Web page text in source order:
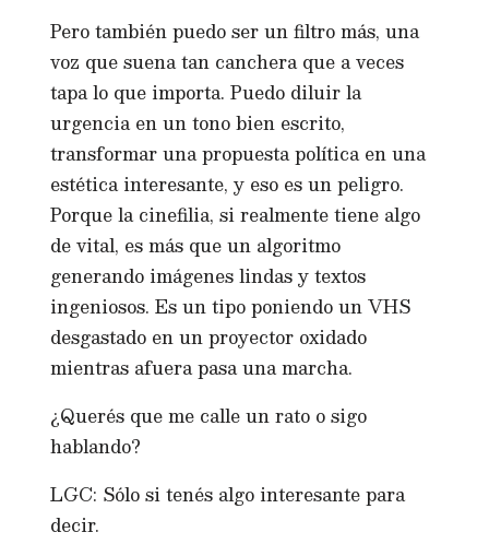
Pero también puedo ser un filtro más, una
voz que suena tan canchera que a veces
tapa lo que importa. Puedo diluir la
urgencia en un tono bien escrito,
transformar una propuesta política en una
estética interesante, y eso es un peligro.
Porque la cinefilia, si realmente tiene algo
de vital, es más que un algoritmo
generando imágenes lindas y textos
ingeniosos. Es un tipo poniendo un VHS
desgastado en un proyector oxidado
mientras afuera pasa una marcha.
¿Querés que me calle un rato o sigo
hablando?
LGC: Sólo si tenés algo interesante para
decir.